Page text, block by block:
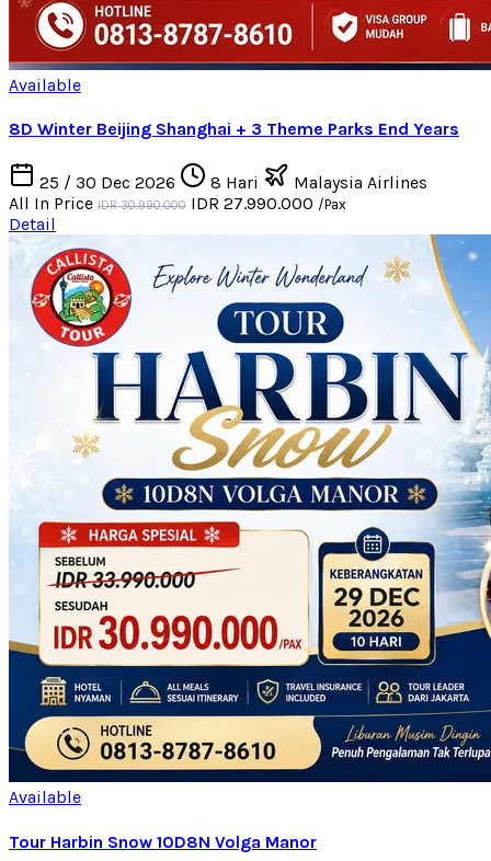
Available
8D Winter Beijing Shanghai + 3 Theme Parks End Years
25 / 30 Dec 2026 8 Hari
Malaysia Airlines
All In Price IDR 30.990.000 IDR 27.990.000 /Pax
Detail
Available
Tour Harbin Snow 10D8N Volga Manor